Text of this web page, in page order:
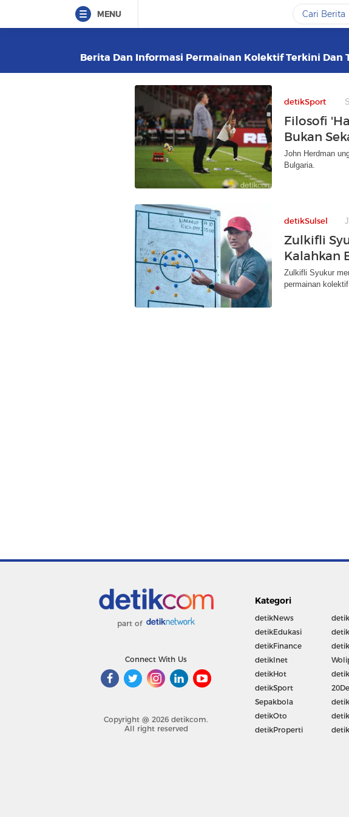
MENU
Berita Dan Informasi Permainan Kolektif Terkini Dan
detikSport
Filosofi
Bukan
John Herdman
Bulgaria.
detikSulsel
Zulkifli
Kalahkan
Zulkifli Syukur
permainan
part of
Connect With Us
Copyright @ 2026 detikcom.
All right reserved
Kategori
detikNews
detikEdukasi
detikFinance
detikInet
detikHot
detikSport
Sepakbola
detikOto
detikProperti